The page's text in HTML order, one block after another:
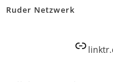
Ruder Netzwerk